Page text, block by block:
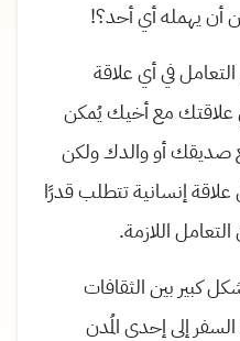
أن يهمله أي أحد؟!
في أي علاقة
علاقتك مع أخيك يُمكن
صديقك أو والدك ولكن
إنسانية تتطلب قدرًا
اللازمة.
كبير بين الثقافات
إلى إحدى المُدن